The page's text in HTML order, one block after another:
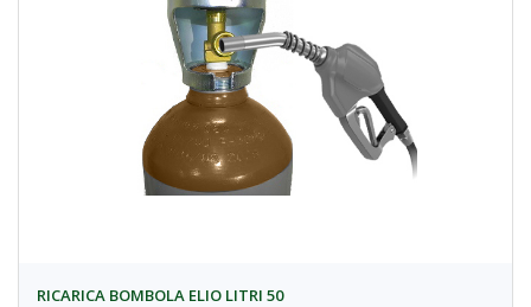
RICARICA BOMBOLA ELIO LITRI 50